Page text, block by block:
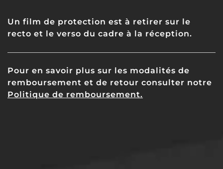
Un film de protection est à retirer sur le
recto et le verso du cadre à la réception.
Pour en savoir plus sur les modalités de
remboursement et de retour consulter notre
Politique de remboursement.